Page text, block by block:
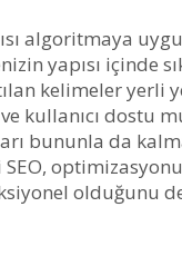
algoritmaya
yapısı içinde
kelimeler yerli
kullanıcı dostu
bununla da
olduğunu